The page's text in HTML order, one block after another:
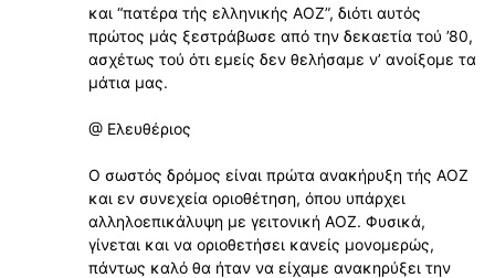
και “πατέρα τής ελληνικής ΑΟΖ”, διότι αυτός
πρώτος μάς ξεστράβωσε από την δεκαετία τού ’80,
ασχέτως τού ότι εμείς δεν θελήσαμε ν’ ανοίξομε τα
μάτια μας.
@ Ελευθέριος
Ο σωστός δρόμος είναι πρώτα ανακήρυξη τής ΑΟΖ
και εν συνεχεία οριοθέτηση, όπου υπάρχει
αλληλοεπικάλυψη με γειτονική ΑΟΖ. Φυσικά,
γίνεται και να οριοθετήσει κανείς μονομερώς,
πάντως καλό θα ήταν να είχαμε ανακηρύξει την